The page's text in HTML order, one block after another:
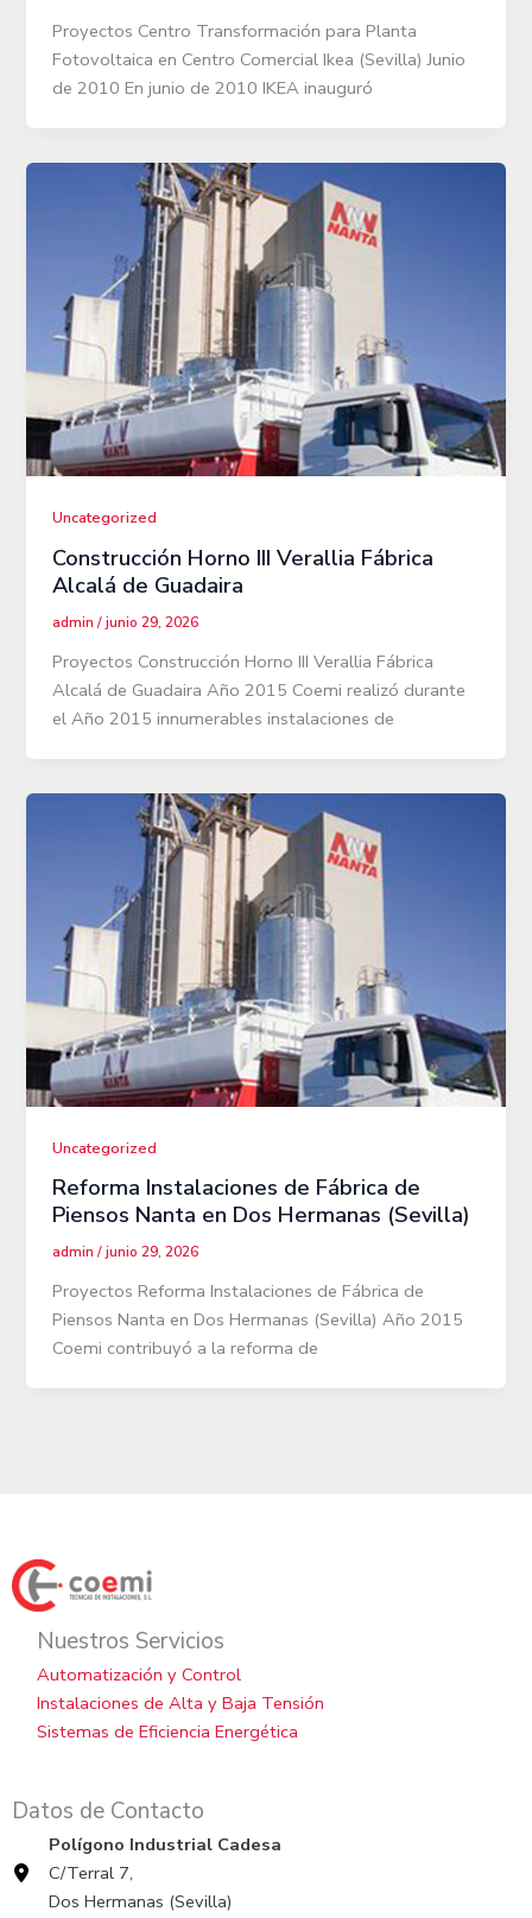
Proyectos Centro Transformación para Planta
Fotovoltaica en Centro Comercial Ikea (Sevilla) Junio
de 2010 En junio de 2010 IKEA inauguró
Uncategorized
Construcción Horno III Verallia Fábrica
Alcalá de Guadaira
admin/junio 29, 2026
Proyectos Construcción Horno III Verallia Fábrica
Alcalá de Guadaira Año 2015 Coemi realizó durante
el Año 2015 innumerables instalaciones de
Uncategorized
Reforma Instalaciones de Fábrica de
Piensos Nanta en Dos Hermanas (Sevilla)
admin/junio 29, 2026
Proyectos Reforma Instalaciones de Fábrica de
Piensos Nanta en Dos Hermanas (Sevilla) Año 2015
Coemi contribuyó a la reforma de
Nuestros Servicios
Automatización y Control
Instalaciones de Alta y Baja Tensión
Sistemas de Eficiencia Energética
Datos de Contacto
Polígono Industrial Cadesa
C/Terral 7,
Dos Hermanas (Sevilla)